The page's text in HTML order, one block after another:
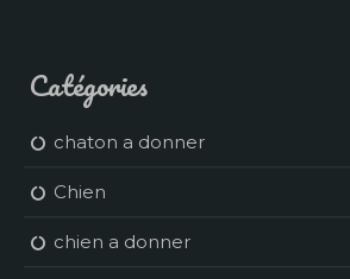
Catégories
chaton a donner
Chien
chien a donner